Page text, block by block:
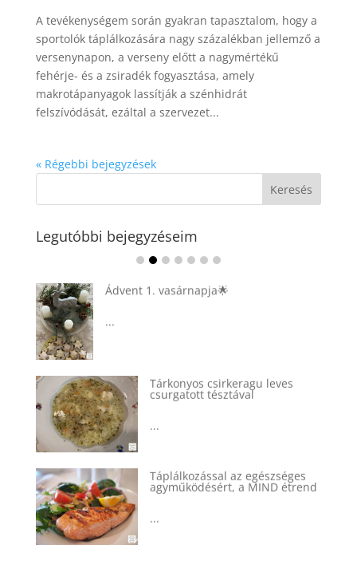
A tevékenységem során gyakran tapasztalom, hogy a
sportolók táplálkozására nagy százalékban jellemző a
versenynapon, a verseny előtt a nagymértékű
fehérje- és a zsiradék fogyasztása, amely
makrotápanyagok lassítják a szénhidrát
felszívódását, ezáltal a szervezet...
« Régebbi bejegyzések
Legutóbbi bejegyzéseim
Ádvent 1. vasárnapja🌟
Tárkonyos csirkeragu leves
csurgatott tésztával
Táplálkozással az egészséges
agyműködésért, a MIND étrend